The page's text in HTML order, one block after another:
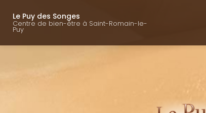
contenu
Le Puy des Songes
Centre de bien-être à Saint-Romain-le-
Puy